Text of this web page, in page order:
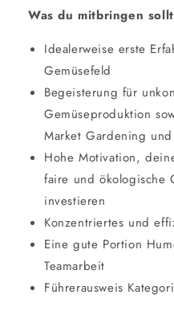
Was du mitbringen
Idealerweise erste
Gemüsefeld
Begeisterung für
Gemüseproduktion
Market Gardening
Hohe Motivation,
faire und ökologische
investieren
Konzentriertes und
Eine gute Portion
Teamarbeit
Führerausweis